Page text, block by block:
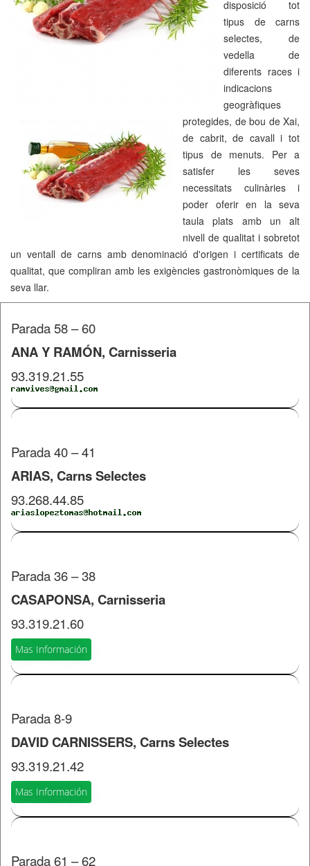
disposició tot
tipus de carns
selectes, de
vedella de
diferents races i
indicacions
geogràfiques
protegides, de bou de Xai,
de cabrit, de cavall i tot
tipus de menuts. Per a
satisfer les seves
necessitats culinàries i
poder oferir en la seva
taula plats amb un alt
nivell de qualitat i sobretot
un ventall de carns amb denominació d'origen i certificats de
qualitat, que compliran amb les exigències gastronòmiques de la
seva llar.
Parada 58 – 60
ANA Y RAMÓN, Carnisseria
93.319.21.55
Parada 40 – 41
ARIAS, Carns Selectes
93.268.44.85
Parada 36 – 38
CASAPONSA, Carnisseria
93.319.21.60
Mas Información
Parada 8-9
DAVID CARNISSERS, Carns Selectes
93.319.21.42
Mas Información
Parada 61 – 62